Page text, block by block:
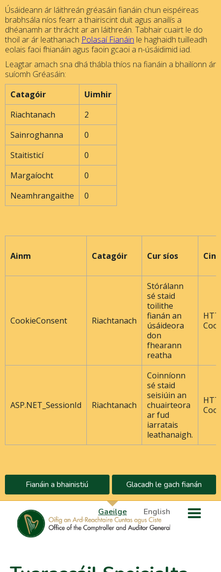
Úsáideann ár láithreán gréasáin fianáin chun eispéireas
brabhsála níos fearr a thairiscint duit agus anailís a
dhéanamh ar thrácht ar an láithreán. Tabhair cuairt le do
thoil ar ár leathanach Polasaí Fianáin le haghaidh tuilleadh
eolais faoi fhianáin agus faoin gcaoi a n-úsáidimid iad.
Leagtar amach sna dhá thábla thíos na fianáin a bhailíonn ár
suíomh Gréasáin:
Catagóir
Uimhir
Riachtanach
2
Sainroghanna
0
Staitisticí
0
Margaíocht
0
Neamhrangaithe
0
Ainm Catagóir Cur síos
CookieConsent Riachtanach
Stórálann
sé staid
toilithe
fianán an
úsáideora
don
fhearann ​​
reatha
ASP.NET_SessionId Riachtanach
Coinníonn
sé staid
seisiúin an
chuairteora
ar fud
iarratais
leathanaigh.
Fianáin a bhainistiú Glacadh le gach fianán
Gaeilge English